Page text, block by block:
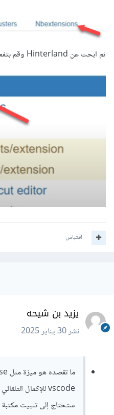
ثم ابحث عن Hinterland وقم بتفعيل تلك الميزة:
اقتباس
يزيد بن شيحه
نشر30 يناير 2025